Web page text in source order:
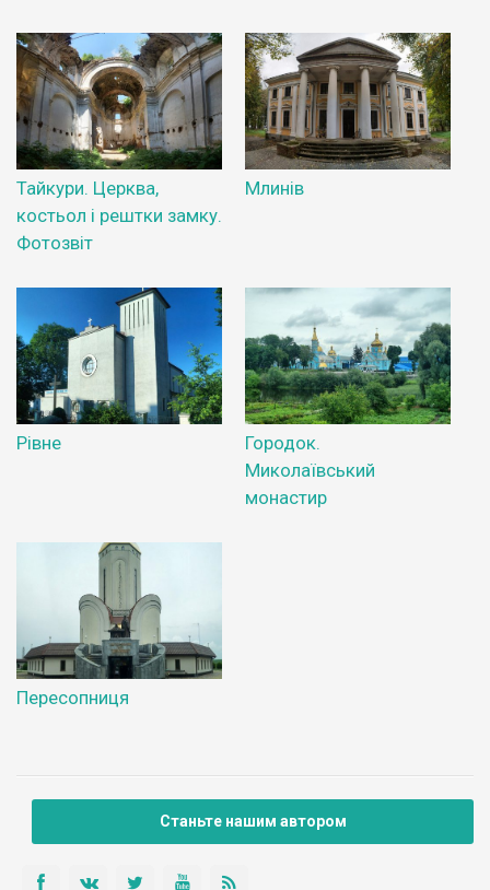
Тайкури. Церква,
костьол і рештки замку.
Фотозвіт
Млинів
Рівне
Городок.
Миколаївський
монастир
Пересопниця
Станьте нашим автором